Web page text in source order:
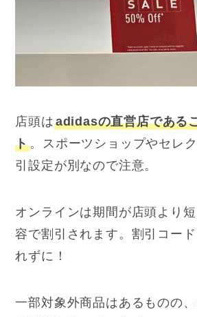
店頭はadidasの直営店である
ト。スポーツショップやセレ
引設定が別なので注意。
オンラインは期間が店頭より
容で割引されます。割引コー
れずに！
一部対象外商品はあるものの